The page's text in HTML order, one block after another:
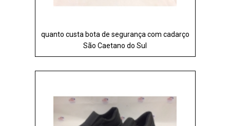
quanto custa bota de segurança com cadarço
São Caetano do Sul